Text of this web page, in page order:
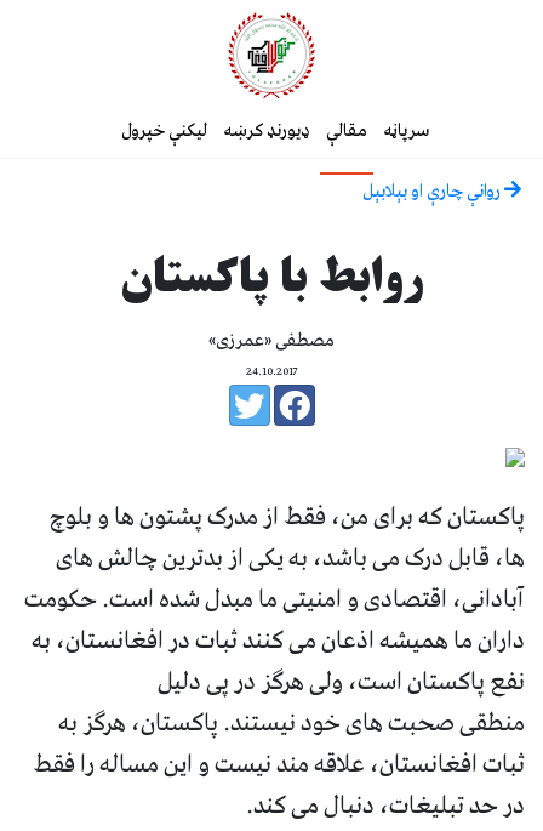
سرپاڼه مقالې ډیورنډ کرښه لیکنې خپرول
روانې چارې او بېلابېل
روابط با پاکستان
مصطفی «عمرزی»
24.10.2017
پاکستان که برای من، فقط از مدرک پشتون ها و بلوچ
ها، قابل درک می باشد، به یکی از بدترین چالش های
آبادانی، اقتصادی و امنیتی ما مبدل شده است. حکومت
داران ما همیشه اذعان می کنند ثبات در افغانستان، به
نفع پاکستان است، ولی هرگز در پی دلیل
منطقی صحبت های خود نیستند. پاکستان، هرگز به
ثبات افغانستان، علاقه مند نیست و این مساله را فقط
در حد تبلیغات، دنبال می کند.